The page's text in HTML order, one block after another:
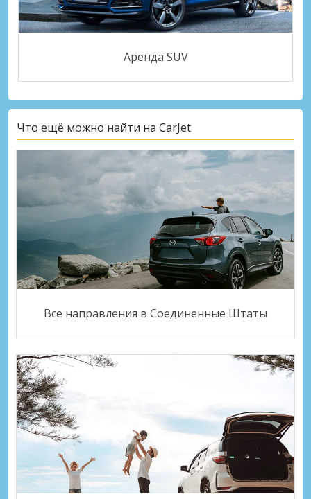
Аренда SUV
Что ещё можно найти на CarJet
Все направления в Соединенные Штаты